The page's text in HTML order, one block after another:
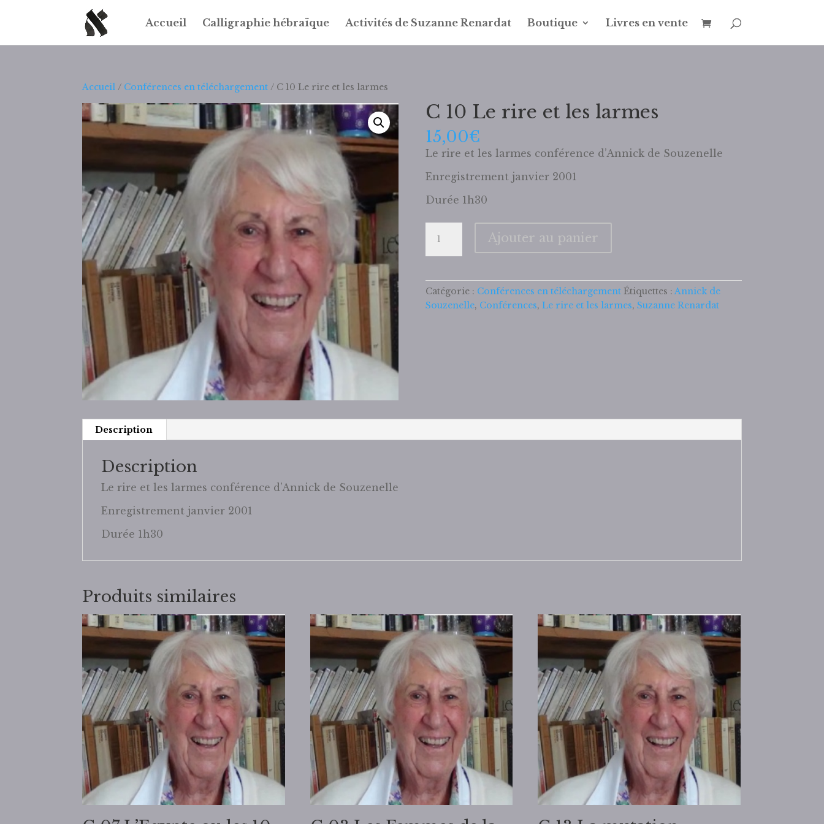
Accueil Calligraphie hébraïque Activités de Suzanne Renardat Boutique Livres en vente
Accueil / Conférences en téléchargement / C 10 Le rire et les larmes
C 10 Le rire et les larmes
15,00€
Le rire et les larmes conférence d’Annick de Souzenelle
Enregistrement janvier 2001
Durée 1h30
C
Le
rire
Ajouter au panier
Catégorie : Conférences en téléchargement Étiquettes :Annick de
Souzenelle, Conférences, Le rire et les larmes, Suzanne Renardat
Description
Description
Le rire et les larmes conférence d’Annick de Souzenelle
Enregistrement janvier 2001
Durée 1h30
Produits similaires